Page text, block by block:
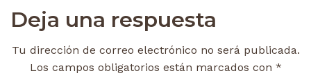
Deja una respuesta
Tu dirección de correo electrónico no será publicada.
Los campos obligatorios están marcados con *